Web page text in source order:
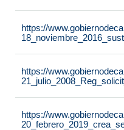
https://
https://
https://